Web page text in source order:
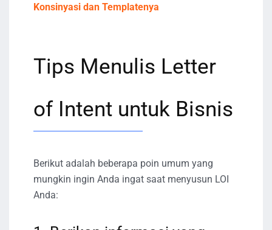
Konsinyasi dan Templatenya
Tips Menulis Letter
of Intent untuk Bisnis
Berikut adalah beberapa poin umum yang
mungkin ingin Anda ingat saat menyusun LOI
Anda: